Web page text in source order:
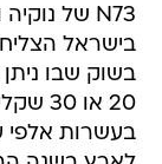
בישראל
בשוק שבו
בעשרות אלפי